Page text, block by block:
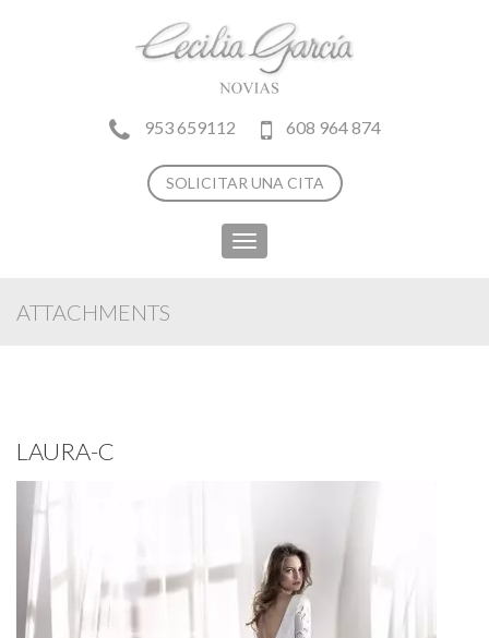
953 659112 608 964 874
SOLICITAR UNA CITA
Toggle
navigation
ATTACHMENTS
LAURA-C